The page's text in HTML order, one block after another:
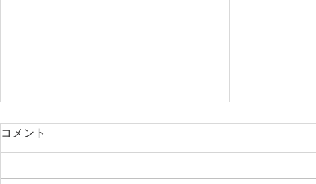
直美とはー医療の回転寿司チ
百束比古 ＃ 美容外科後遺症外来
コメント